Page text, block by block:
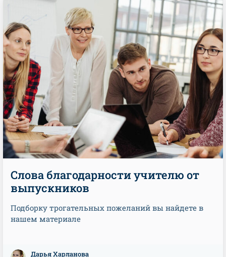
Слова благодарности учителю от
выпускников
Подборку трогательных пожеланий вы найдете в
нашем материале
Дарья Харланова